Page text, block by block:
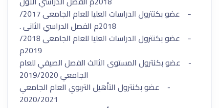
- عضو بكنترول الدراسات العليا للعام الجامعى 2017/
2018م الفصل الدراسي الثانى .
- عضو بكنترول الدراسات العليا للعام الجامعى 2018/
2019م
- عضو بكنترول المستوى الثالث الفصل الصيفي للعام
الجامعي 2019/2020
- عضو بكنترول التأهيل التربوي العام الجامعي
2020/2021